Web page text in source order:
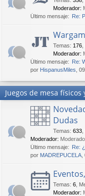
Moderador:
Último mensaje: Re:
Temas: 176
Moderador:
Último mensaje: Re:
por HispanusMiles ,
Juegos de mesa físicos
Dudas
Temas: 633
Moderador:
Último mensaje: Re:
por MADREPUCELA
Temas: 6
Moderador: